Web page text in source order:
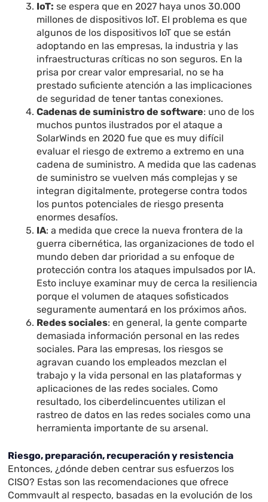
IoT: se espera que en 2027 haya unos 30.000
millones de dispositivos IoT. El problema es que
algunos de los dispositivos IoT que se están
adoptando en las empresas, la industria y las
infraestructuras críticas no son seguros. En la
prisa por crear valor empresarial, no se ha
prestado suficiente atención a las implicaciones
de seguridad de tener tantas conexiones.
Cadenas de suministro de software: uno de los
muchos puntos ilustrados por el ataque a
SolarWinds en 2020 fue que es muy difícil
evaluar el riesgo de extremo a extremo en una
cadena de suministro. A medida que las cadenas
de suministro se vuelven más complejas y se
integran digitalmente, protegerse contra todos
los puntos potenciales de riesgo presenta
enormes desafíos.
IA: a medida que crece la nueva frontera de la
guerra cibernética, las organizaciones de todo el
mundo deben dar prioridad a su enfoque de
protección contra los ataques impulsados por IA.
Esto incluye examinar muy de cerca la resiliencia
porque el volumen de ataques sofisticados
seguramente aumentará en los próximos años.
Redes sociales: en general, la gente comparte
demasiada información personal en las redes
sociales. Para las empresas, los riesgos se
agravan cuando los empleados mezclan el
trabajo y la vida personal en las plataformas y
aplicaciones de las redes sociales. Como
resultado, los ciberdelincuentes utilizan el
rastreo de datos en las redes sociales como una
herramienta importante de su arsenal.
Riesgo, preparación, recuperación y resistencia
Entonces, ¿dónde deben centrar sus esfuerzos los
CISO? Estas son las recomendaciones que ofrece
Commvault al respecto, basadas en la evolución de los